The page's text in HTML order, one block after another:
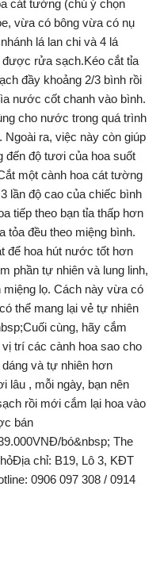
cát tường (chú ý chọn
vừa có bông vừa có nụ
lá lan chi và 4 lá
được rửa sạch.Kéo cắt tỉa
đầy khoảng 2/3 bình rồi
nước cốt chanh vào bình.
cho nước trong quá trình
ra, việc này còn giúp
đến độ tươi của hoa suốt
một cành hoa cát tường
lần độ cao của chiếc bình
tiếp theo bạn tỉa thấp hơn
tỏa đều theo miệng bình.
để hoa hút nước tốt hơn
phần tự nhiên và lung linh,
miệng lọ. Cách này vừa có
thể mang lại vẻ tự nhiên
cùng, hãy cắm
trí các cành hoa sao cho
và tự nhiên hơn
lâu , mỗi ngày, bạn nên
rồi mới cắm lại hoa vào
bán
bó&nbsp; The
chỉ: B19, Lô 3, KĐT
0906 097 308 / 0914